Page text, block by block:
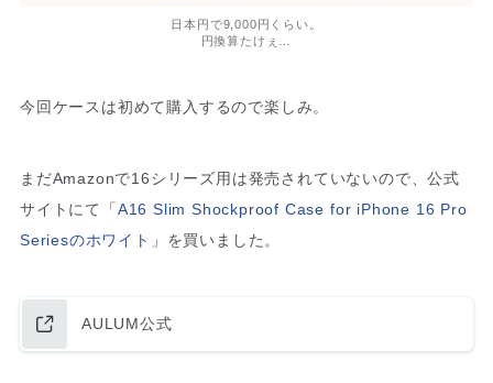
日本円で9,000円くらい。
円換算たけぇ…
今回ケースは初めて購入するので楽しみ。
まだAmazonで16シリーズ用は発売されていないので、公式
サイトにて「 A16 Slim Shockproof Case for iPhone 16 Pro
Seriesのホワイト 」を買いました。
AULUM公式